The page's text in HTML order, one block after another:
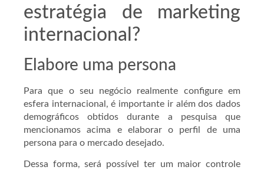
estratégia de marketing
internacional?
Elabore uma persona
Para que o seu negócio realmente configure em
esfera internacional, é importante ir além dos dados
demográficos obtidos durante a pesquisa que
mencionamos acima e elaborar o perfil de uma
persona para o mercado desejado.
Dessa forma, será possível ter um maior controle